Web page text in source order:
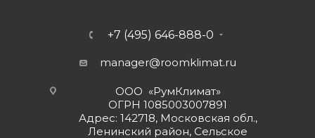
+7 (495) 646-888-0
manager@roomklimat.ru
ООО «РумКлимат»
ОГРН 1085003007891
Адрес: 142718, Московская обл.,
Ленинский район, Сельское